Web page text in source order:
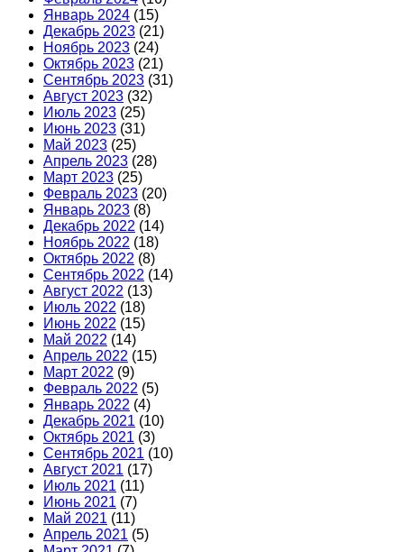
Январь 2024 (15)
Декабрь 2023 (21)
Ноябрь 2023 (24)
Октябрь 2023 (21)
Сентябрь 2023 (31)
Август 2023 (32)
Июль 2023 (25)
Июнь 2023 (31)
Май 2023 (25)
Апрель 2023 (28)
Март 2023 (25)
Февраль 2023 (20)
Январь 2023 (8)
Декабрь 2022 (14)
Ноябрь 2022 (18)
Октябрь 2022 (8)
Сентябрь 2022 (14)
Август 2022 (13)
Июль 2022 (18)
Июнь 2022 (15)
Май 2022 (14)
Апрель 2022 (15)
Март 2022 (9)
Февраль 2022 (5)
Январь 2022 (4)
Декабрь 2021 (10)
Октябрь 2021 (3)
Сентябрь 2021 (10)
Август 2021 (17)
Июль 2021 (11)
Июнь 2021 (7)
Май 2021 (11)
Апрель 2021 (5)